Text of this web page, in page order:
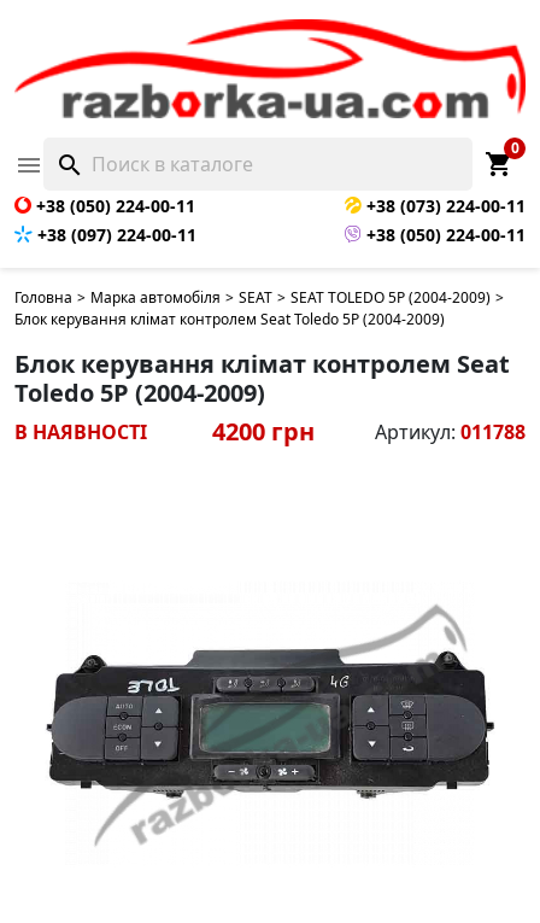
 search shopping_cart
0
+38 (050) 224-00-11
+38 (073) 224-00-11
+38 (097) 224-00-11
+38 (050) 224-00-11
Головна > Марка автомобіля > SEAT > SEAT TOLEDO 5P (2004-2009) >
Блок керування клімат контролем Seat Toledo 5P (2004-2009)
Блок керування клімат контролем Seat
Toledo 5P (2004-2009)
В НАЯВНОСТІ 4200 грн Артикул: 011788